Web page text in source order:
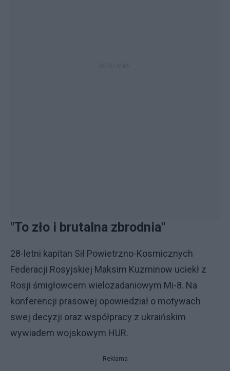
"To zło i brutalna zbrodnia"
28-letni kapitan Sił Powietrzno-Kosmicznych
Federacji Rosyjskiej Maksim Kuzminow uciekł z
Rosji śmigłowcem wielozadaniowym Mi-8. Na
konferencji prasowej opowiedział o motywach
swej decyzji oraz współpracy z ukraińskim
wywiadem wojskowym HUR.
Reklama